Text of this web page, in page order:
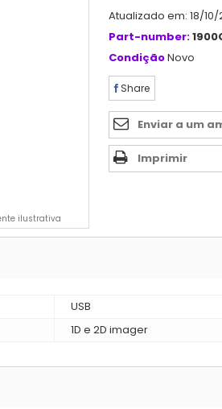
ilustrativa
Atualizado em: 18/10/
Part-number:
CondiçãoNovo
Share
Enviar a um
Imprimir
USB
1D e 2D imager